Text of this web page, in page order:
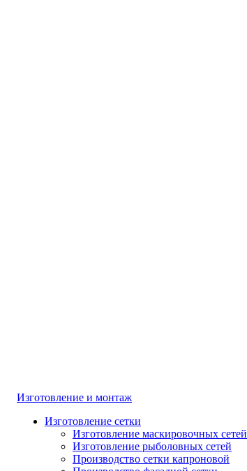
Изготовление и монтаж
Изготовление сетки
Изготовление маскировочных сетей
Изготовление рыболовных сетей
Производство сетки капроновой